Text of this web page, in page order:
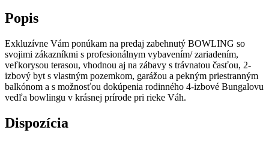
Popis
Exkluzívne Vám ponúkam na predaj zabehnutý BOWLING so
svojimi zákazníkmi s profesionálnym vybavením/ zariadením,
veľkorysou terasou, vhodnou aj na zábavy s trávnatou časťou, 2-
izbový byt s vlastným pozemkom, garážou a pekným priestranným
balkónom a s možnosťou dokúpenia rodinného 4-izbové Bungalovu
vedľa bowlingu v krásnej prírode pri rieke Váh.
Dispozícia